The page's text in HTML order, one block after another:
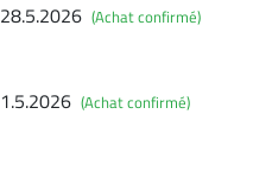
28.5.2026 (Achat confirmé)
1.5.2026 (Achat confirmé)